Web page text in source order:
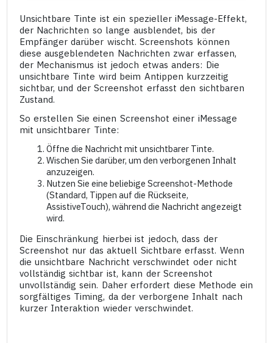
Unsichtbare Tinte ist ein spezieller iMessage-Effekt,
der Nachrichten so lange ausblendet, bis der
Empfänger darüber wischt. Screenshots können
diese ausgeblendeten Nachrichten zwar erfassen,
der Mechanismus ist jedoch etwas anders: Die
unsichtbare Tinte wird beim Antippen kurzzeitig
sichtbar, und der Screenshot erfasst den sichtbaren
Zustand.
So erstellen Sie einen Screenshot einer iMessage
mit unsichtbarer Tinte:
Öffne die Nachricht mit unsichtbarer Tinte.
Wischen Sie darüber, um den verborgenen Inhalt
anzuzeigen.
Nutzen Sie eine beliebige Screenshot-Methode
(Standard, Tippen auf die Rückseite,
AssistiveTouch), während die Nachricht angezeigt
wird.
Die Einschränkung hierbei ist jedoch, dass der
Screenshot nur das aktuell Sichtbare erfasst. Wenn
die unsichtbare Nachricht verschwindet oder nicht
vollständig sichtbar ist, kann der Screenshot
unvollständig sein. Daher erfordert diese Methode ein
sorgfältiges Timing, da der verborgene Inhalt nach
kurzer Interaktion wieder verschwindet.